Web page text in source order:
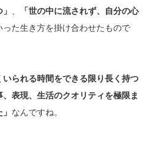
「世の中に流されず、自分の心
った生き方を掛け合わせたもので
いられる時間をできる限り長く持つ
、表現、生活のクオリティを極限ま
なんですね。